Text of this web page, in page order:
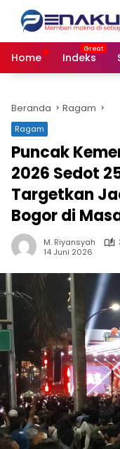
Langsung
konten
Home
Indeks
Beranda Ragam
Ragam
Puncak
2026 Sedot
Targetkan
Bogor di
M. Riyansyah
14 Juni 2026